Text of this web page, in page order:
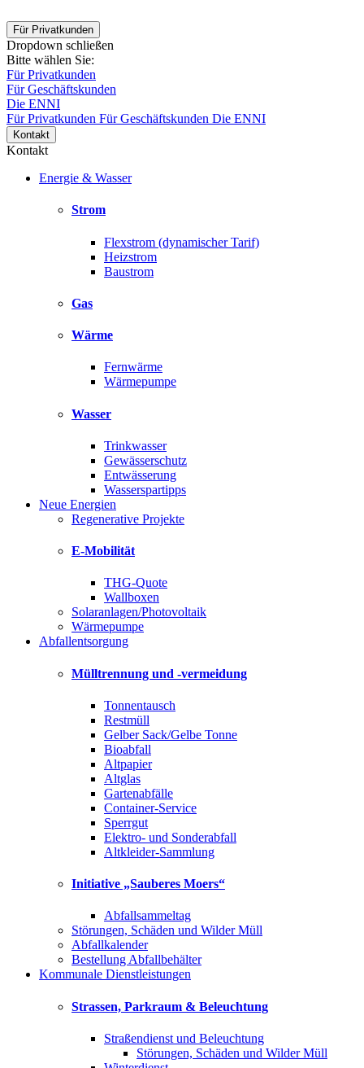
Für Privatkunden
Dropdown schließen
Bitte wählen Sie:
Für Privatkunden
Für Geschäftskunden
Die ENNI
Für Privatkunden Für Geschäftskunden Die ENNI
Kontakt
Kontakt
Energie & Wasser
Strom
Flexstrom (dynamischer Tarif)
Heizstrom
Baustrom
Gas
Wärme
Fernwärme
Wärmepumpe
Wasser
Trinkwasser
Gewässerschutz
Entwässerung
Wasserspartipps
Neue Energien
Regenerative Projekte
E-Mobilität
THG-Quote
Wallboxen
Solaranlagen/Photovoltaik
Wärmepumpe
Abfallentsorgung
Mülltrennung und -vermeidung
Tonnentausch
Restmüll
Gelber Sack/Gelbe Tonne
Bioabfall
Altpapier
Altglas
Gartenabfälle
Container-Service
Sperrgut
Elektro- und Sonderabfall
Altkleider-Sammlung
Initiative „Sauberes Moers“
Abfallsammeltag
Störungen, Schäden und Wilder Müll
Abfallkalender
Bestellung Abfallbehälter
Kommunale Dienstleistungen
Strassen, Parkraum & Beleuchtung
Straßendienst und Beleuchtung
Störungen, Schäden und Wilder Müll